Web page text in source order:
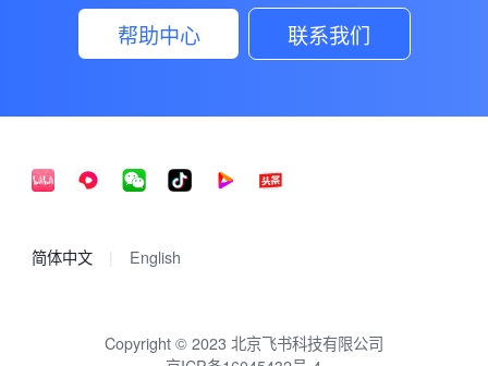
帮助中心 联系我们
简体中文 English
Copyright © 2023 北京飞书科技有限公司